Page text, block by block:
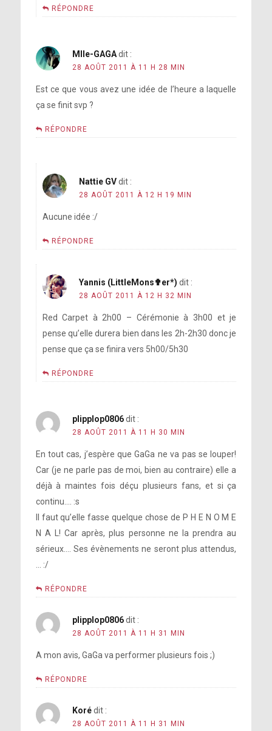
RÉPONDRE
Mlle-GAGA dit :
28 AOÛT 2011 À 11 H 28 MIN
Est ce que vous avez une idée de l’heure a laquelle
ça se finit svp ?
RÉPONDRE
Nattie GV dit :
28 AOÛT 2011 À 12 H 19 MIN
Aucune idée :/
RÉPONDRE
Yannis (LittleMons✟er*) dit :
28 AOÛT 2011 À 12 H 32 MIN
Red Carpet à 2h00 – Cérémonie à 3h00 et je
pense qu’elle durera bien dans les 2h-2h30 donc je
pense que ça se finira vers 5h00/5h30
RÉPONDRE
plipplop0806 dit :
28 AOÛT 2011 À 11 H 30 MIN
En tout cas, j’espère que GaGa ne va pas se louper!
Car (je ne parle pas de moi, bien au contraire) elle a
déjà à maintes fois déçu plusieurs fans, et si ça
continu…. :s
Il faut qu’elle fasse quelque chose de P H E N O M E
N A L! Car après, plus personne ne la prendra au
sérieux…. Ses évènements ne seront plus attendus,
… :/
RÉPONDRE
plipplop0806 dit :
28 AOÛT 2011 À 11 H 31 MIN
A mon avis, GaGa va performer plusieurs fois ;)
RÉPONDRE
Koré dit :
28 AOÛT 2011 À 11 H 31 MIN